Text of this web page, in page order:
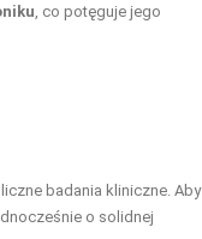
, co potęguje jego
badania kliniczne. Aby
o solidnej